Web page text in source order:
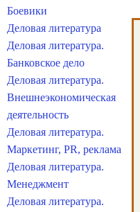
Боевики
Деловая литература
Деловая литература.
Банковское дело
Деловая литература.
Внешнеэкономическая
деятельность
Деловая литература.
Маркетинг, PR, реклама
Деловая литература.
Менеджмент
Деловая литература.